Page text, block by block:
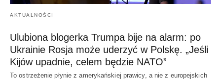
AKTUALNOŚCI
Ulubiona blogerka Trumpa bije na alarm: po
Ukrainie Rosja może uderzyć w Polskę. „Jeśli
Kijów upadnie, celem będzie NATO”
To ostrzeżenie płynie z amerykańskiej prawicy, a nie z europejskich